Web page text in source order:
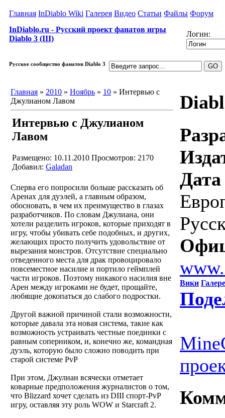
Главная InDiablo Wiki Галерея Видео Статьи Файлы Форум
InDiablo.ru - Русский проект фанатов игры
Diablo 3 (III)
Логин:
Русское сообщество фанатов Diablo 3
Главная » 2010 » Ноябрь » 10 » Интервью с
Джулианом Лавом
Интервью с Джулианом
Лавом
Размещено: 10.11.2010 Просмотров: 2170
Добавил: Galadan
Сперва его попросили больше рассказать об
Аренах для дуэлей, а главным образом,
обосновать, в чем их преимущество в глазах
разработчиков. По словам Джулиана, они
хотели разделить игроков, которые приходят в
игру, чтобы убивать себе подобных, и других,
желающих просто получить удовольствие от
вырезания монстров. Отсутствие специально
отведенного места для драк провоцировало
повсеместное насилие и портило геймплей
части игроков. Поэтому никакого насилия вне
Арен между игроками не будет, прощайте,
любящие докопаться до слабого подростки.
Другой важной причиной стали возможности,
которые давала эта новая система, такие как
возможность устраивать честные поединки с
равным соперником, и, конечно же, командная
дуэль, которую было сложно поводить при
старой системе PvP
При этом, Джулиан всячески отметает
коварные предположения журналистов о том,
что Blizzard хочет сделать из DIII спорт-PvP
игру, оставляя эту роль WOW и Starcraft 2.
Вики